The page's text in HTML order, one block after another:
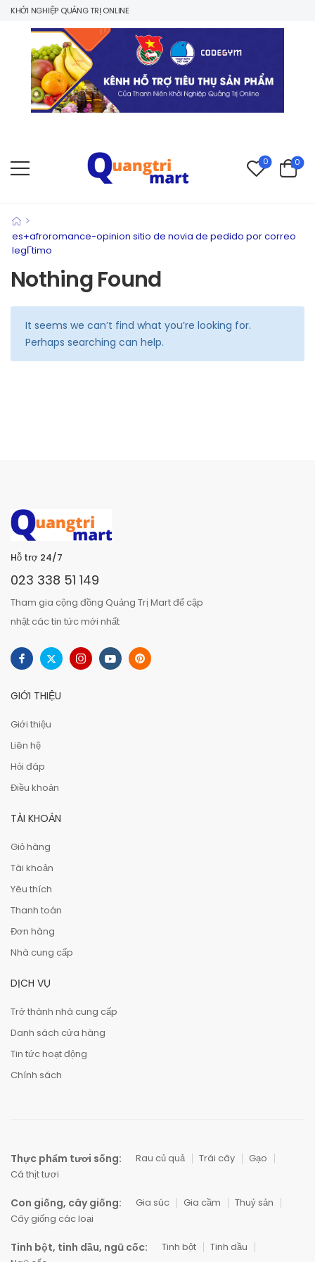
NGHIỆP QUẢNG TRỊ ONLINE
0 0
>
es+afroromance-opinion sitio de novia de pedido por correo
legГ­timo
Nothing Found
It seems we can’t find what you’re looking for.
Perhaps searching can help.
Hỗ trợ 24/7
023 338 51 149
Tham gia cộng đồng Quảng Trị Mart để cập
nhật các tin tức mới nhất
GIỚI THIỆU
Giới thiệu
Liên hệ
Hỏi đáp
Điều khoản
TÀI KHOẢN
Giỏ hàng
Tài khoản
Yêu thích
Thanh toán
Đơn hàng
Nhà cung cấp
DỊCH VỤ
Trở thành nhà cung cấp
Danh sách cửa hàng
Tin tức hoạt động
Chính sách
Thực phẩm tươi sống: Rau củ quả Trái cây
Gạo
Cá thịt tươi
Con giống, cây giống: Gia súc Gia cầm
Thuỷ sản
Cây giống các loại
Tinh bột, tinh dầu, ngũ cốc: Tinh bột
Tinh dầu